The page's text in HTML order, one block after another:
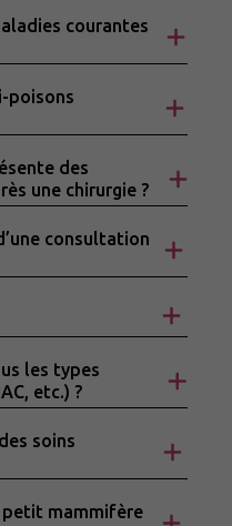
courantes
poisons
des
une chirurgie ?
consultation
les types
etc.) ?
soins
petit mammifère